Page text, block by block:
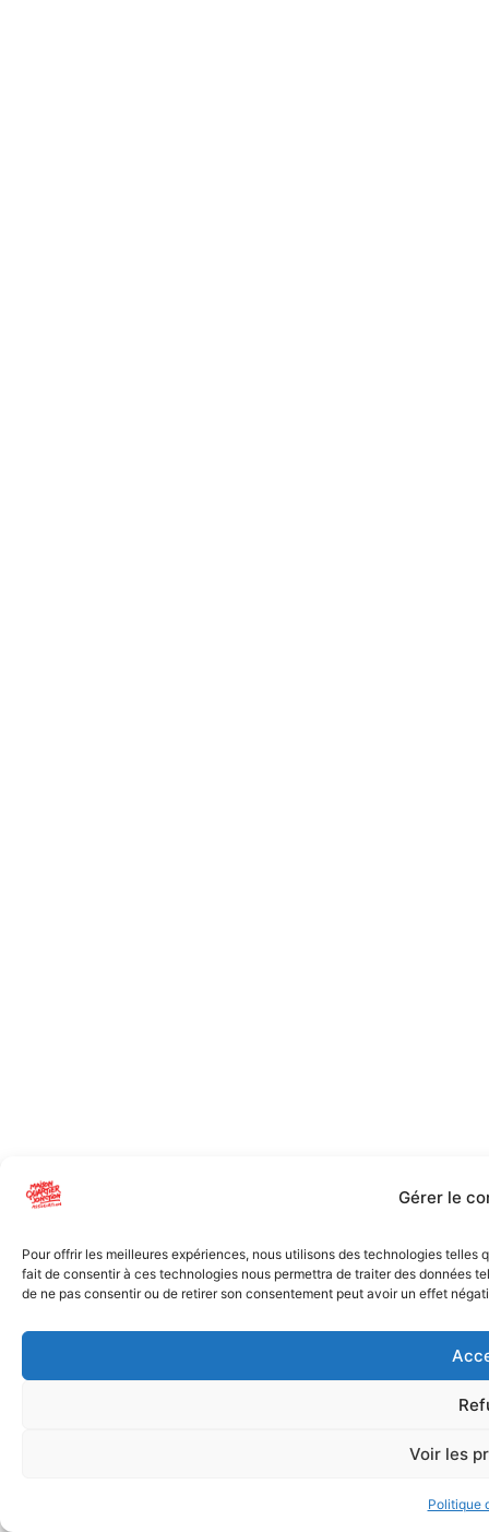
Gérer le
Pour offrir les meilleures expériences, nous utilisons des technologies
fait de consentir à ces technologies nous permettra de traiter des données
de ne pas consentir ou de retirer son consentement peut avoir un effet
Voir les
Politique